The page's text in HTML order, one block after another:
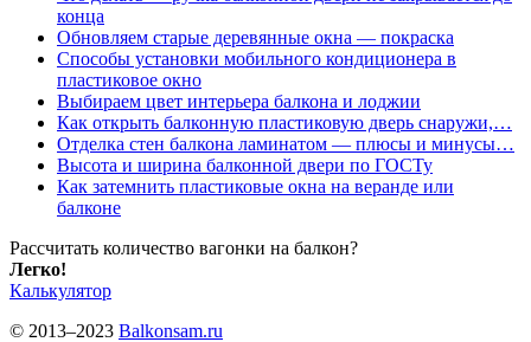
конца
Обновляем старые деревянные окна — покраска
Способы установки мобильного кондиционера в
пластиковое окно
Выбираем цвет интерьера балкона и лоджии
Как открыть балконную пластиковую дверь снаружи,…
Отделка стен балкона ламинатом — плюсы и минусы…
Высота и ширина балконной двери по ГОСТу
Как затемнить пластиковые окна на веранде или
балконе
Рассчитать количество вагонки на балкон?
Легко!
Калькулятор
© 2013–2023 Balkonsam.ru